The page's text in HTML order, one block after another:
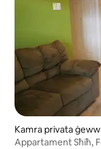
Kamra privata
Appartament Sħiħ,